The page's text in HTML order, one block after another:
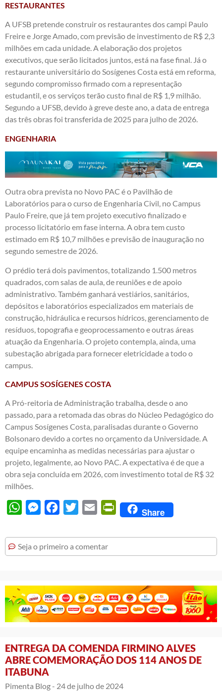
RESTAURANTES
A UFSB pretende construir os restaurantes dos campi Paulo
Freire e Jorge Amado, com previsão de investimento de R$ 2,3
milhões em cada unidade. A elaboração dos projetos
executivos, que serão licitados juntos, está na fase final. Já o
restaurante universitário do Sosígenes Costa está em reforma,
segundo compromisso firmado com a representação
estudantil, e os serviços terão custo final de R$ 1,9 milhão.
Segundo a UFSB, devido à greve deste ano, a data de entrega
das três obras foi transferida de 2025 para julho de 2026.
ENGENHARIA
Outra obra prevista no Novo PAC é o Pavilhão de
Laboratórios para o curso de Engenharia Civil, no Campus
Paulo Freire, que já tem projeto executivo finalizado e
processo licitatório em fase interna. A obra tem custo
estimado em R$ 10,7 milhões e previsão de inauguração no
segundo semestre de 2026.
O prédio terá dois pavimentos, totalizando 1.500 metros
quadrados, com salas de aula, de reuniões e de apoio
administrativo. Também ganhará vestiários, sanitários,
depósitos e laboratórios especializados em materiais de
construção, hidráulica e recursos hídricos, gerenciamento de
resíduos, topografia e geoprocessamento e outras áreas
atuação da Engenharia. O projeto contempla, ainda, uma
subestação abrigada para fornecer eletricidade a todo o
campus.
CAMPUS SOSÍGENES COSTA
A Pró-reitoria de Administração trabalha, desde o ano
passado, para a retomada das obras do Núcleo Pedagógico do
Campus Sosígenes Costa, paralisadas durante o Governo
Bolsonaro devido a cortes no orçamento da Universidade. A
equipe encaminha as medidas necessárias para ajustar o
projeto, legalmente, ao Novo PAC. A expectativa é de que a
obra seja concluída em 2026, com investimento total de R$ 32
milhões.
WhatsAppMessengerFacebook
Twitter Email PrintFriendly
Share
Seja o primeiro a comentar
ENTREGA DA COMENDA FIRMINO ALVES
ABRE COMEMORAÇÃO DOS 114 ANOS DE
ITABUNA
Pimenta Blog - 24 de julho de 2024